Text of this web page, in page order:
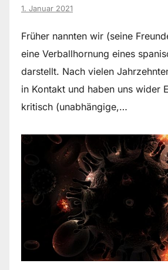
1. Januar 2021
Früher nannten wir (seine
eine Verballhornung eines
darstellt. Nach vielen
in Kontakt und haben uns wider
kritisch (unabhängige,…